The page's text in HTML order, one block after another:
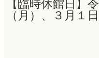
【臨時休館日】
（月）、３月１日